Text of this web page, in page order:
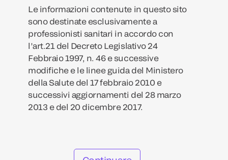
Le informazioni contenute in questo sito
sono destinate esclusivamente a
professionisti sanitari in accordo con
l’art.21 del Decreto Legislativo 24
Febbraio 1997, n. 46 e successive
modifiche e le linee guida del Ministero
della Salute del 17 febbraio 2010 e
successivi aggiornamenti del 28 marzo
2013 e del 20 dicembre 2017.